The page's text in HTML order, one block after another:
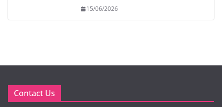
15/06/2026
Contact Us